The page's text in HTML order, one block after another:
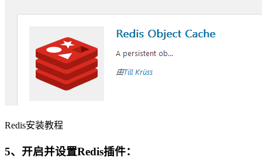
Redis安装教程
5、开启并设置Redis插件：